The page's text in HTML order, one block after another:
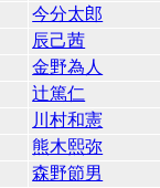
今分太郎
辰己茜
金野為人
辻󠄀篤仁
川村和憲
熊木熙弥
森野節男